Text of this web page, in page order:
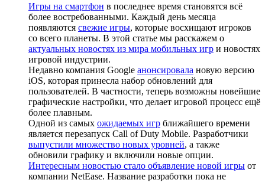
Игры на смартфон в последнее время становятся всё
более востребованными. Каждый день месяца
появляются свежие игры, которые восхищают игроков
со всего планеты. В этой статье мы расскажем о
актуальных новостях из мира мобильных игр и новостях
игровой индустрии.
Недавно компания Google анонсировала новую версию
iOS, которая принесла набор обновлений для
пользователей. В частности, теперь возможны новейшие
графические настройки, что делает игровой процесс ещё
более плавным.
Одной из самых ожидаемых игр ближайшего времени
является перезапуск Call of Duty Mobile. Разработчики
выпустили множество новых уровней, а также
обновили графику и включили новые опции.
Интересным новостью стало объявление новой игры от
компании NetEase. Название разработки пока не